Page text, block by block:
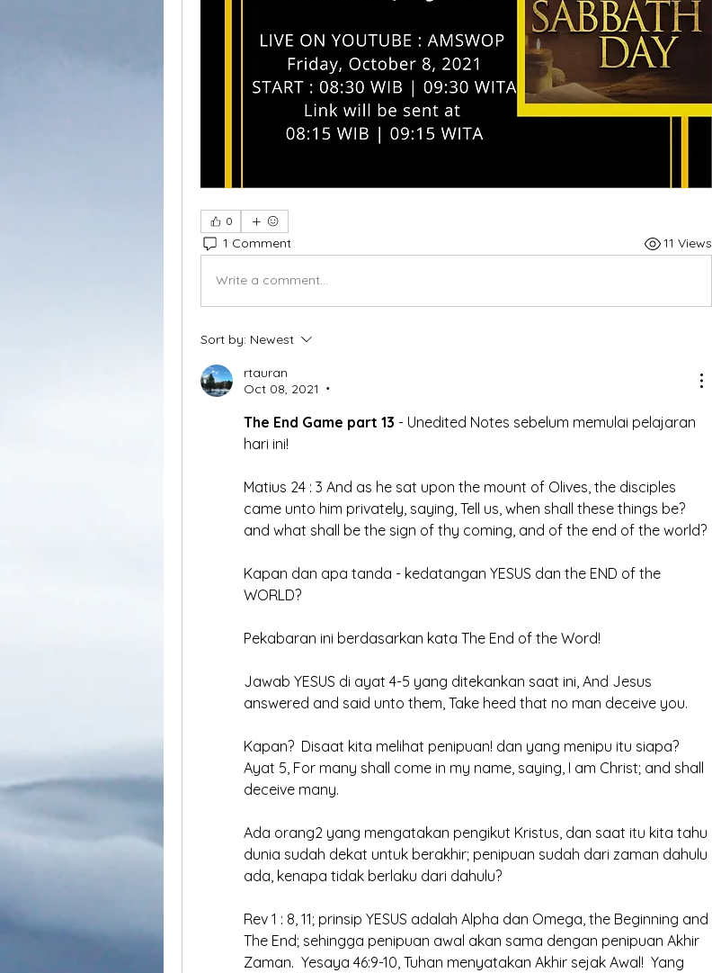
0
1 Comment 11 Views
Write a comment...
Sort by: Newest
rtauran
Oct 08, 2021
•
The End Game part 13 - Unedited Notes sebelum memulai pelajaran
hari ini!
Matius 24 : 3 And as he sat upon the mount of Olives, the disciples
came unto him privately, saying, Tell us, when shall these things be?
and what shall be the sign of thy coming, and of the end of the world?
Kapan dan apa tanda - kedatangan YESUS dan the END of the
WORLD?
Pekabaran ini berdasarkan kata The End of the Word!
Jawab YESUS di ayat 4-5 yang ditekankan saat ini, And Jesus
answered and said unto them, Take heed that no man deceive you.
Kapan?  Disaat kita melihat penipuan! dan yang menipu itu siapa?
Ayat 5, For many shall come in my name, saying, I am Christ; and shall
deceive many.
Ada orang2 yang mengatakan pengikut Kristus, dan saat itu kita tahu
dunia sudah dekat untuk berakhir; penipuan sudah dari zaman dahulu
ada, kenapa tidak berlaku dari dahulu?
Rev 1 : 8, 11; prinsip YESUS adalah Alpha dan Omega, the Beginning and
The End; sehingga penipuan awal akan sama dengan penipuan Akhir
Zaman.  Yesaya 46:9-10, Tuhan menyatakan Akhir sejak Awal!  Yang